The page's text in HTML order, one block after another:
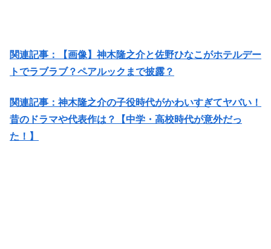
関連記事：【画像】神木隆之介と佐野ひなこがホテルデー
トでラブラブ？ペアルックまで披露？
関連記事：神木隆之介の子役時代がかわいすぎてヤバい！
昔のドラマや代表作は？【中学・高校時代が意外だっ
た！】